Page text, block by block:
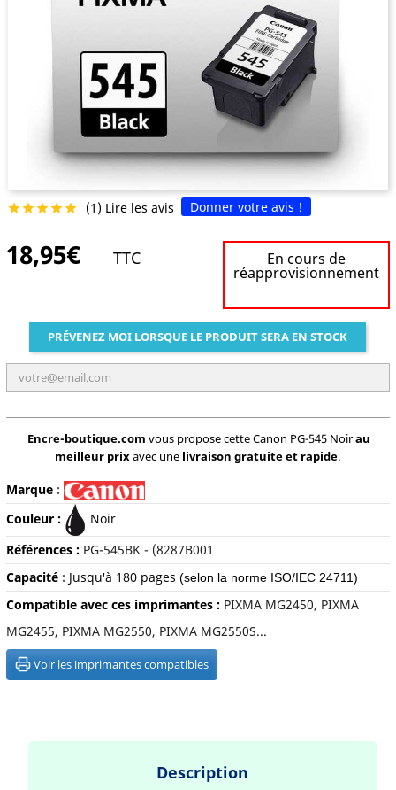
 (1) Lire les avis Donner votre avis !
18,95€ TTC En cours de
réapprovisionnement
PRÉVENEZ MOI LORSQUE LE PRODUIT SERA EN STOCK
Encre-boutique.com vous propose cette Canon PG-545 Noirau
meilleur prixavec une livraison gratuite et rapide.
Marque:
Couleur :
Noir
Références : PG-545BK - (8287B001
Capacité: Jusqu'à 180 pages (selon la norme ISO/IEC 24711)
Compatible avec ces imprimantes : PIXMA MG2450, PIXMA
MG2455, PIXMA MG2550, PIXMA MG2550S...
Voir les imprimantes compatibles
Description